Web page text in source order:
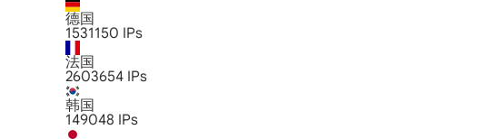
德国
1531150 IPs
法国
2603654 IPs
韩国
149048 IPs